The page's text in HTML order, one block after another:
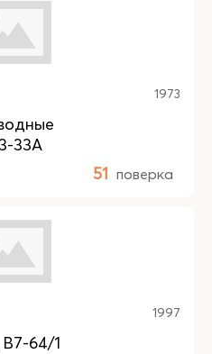
1973
33А
51 поверка
1997
64/1